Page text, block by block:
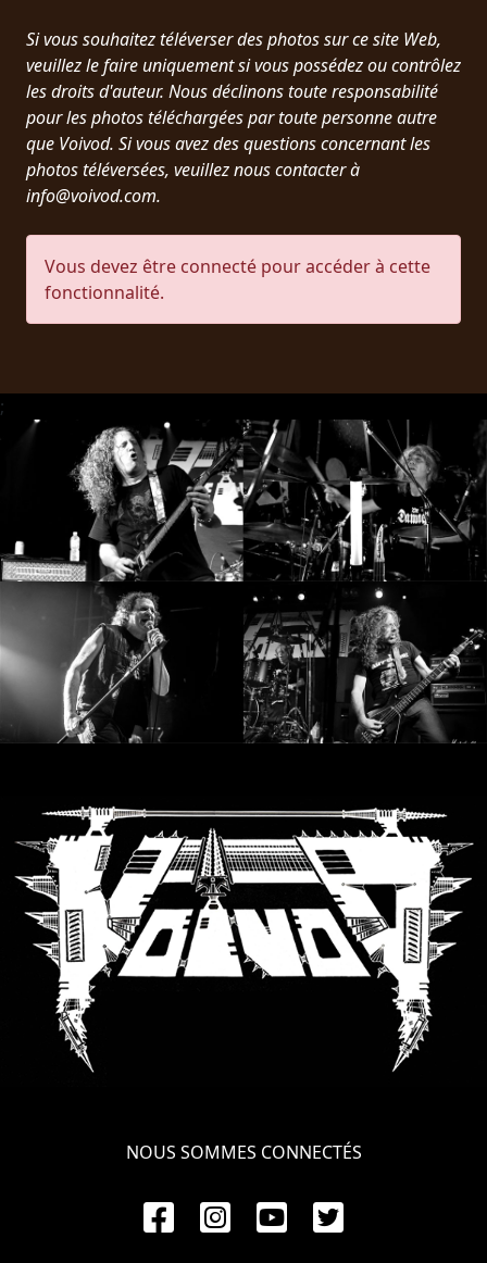
NOUS
SOMMES
CONNECTÉS
CONDITIONS
D'UTILISATION
POLITIQUE
CONFIDENTIALITÉ
RETOURS
CHOISIR
THÈME
SYMPHONIQUE
MORGOTH
TALES
SYNCHRO
ANARCHY
LOST
MACHINE
NOTHINGFACE
DIMENSION
HATROSS
TECHNOLOGY
Si vous souhaitez téléverser des photos sur ce site Web,
veuillez le faire uniquement si vous possédez ou contrôlez
les droits d'auteur. Nous déclinons toute responsabilité
pour les photos téléchargées par toute personne autre
que Voivod. Si vous avez des questions concernant les
photos téléversées, veuillez nous contacter à
info@voivod.com.
Vous devez être connecté pour accéder à cette
fonctionnalité.
;
NOUS SOMMES CONNECTÉS